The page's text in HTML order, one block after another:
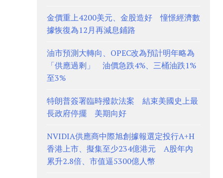
金價重上4200美元、金股造好 憧憬經濟數
據恢復為12月再減息鋪路
油市預測大轉向、OPEC改為預計明年略為
「供應過剩」 油價急跌4%、三桶油跌1%
至3%
特朗普簽署臨時撥款法案 結束美國史上最
長政府停擺 美期向好
NVIDIA供應商中際旭創據報選定投行A+H
香港上市、擬集至少234億港元 A股年內
累升2.8倍、市值逼5300億人幣